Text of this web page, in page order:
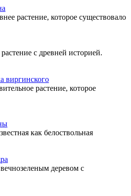
растение, которое существовало
с древней историей.
виргинского
растение, которое
как белоствольная
деревом с